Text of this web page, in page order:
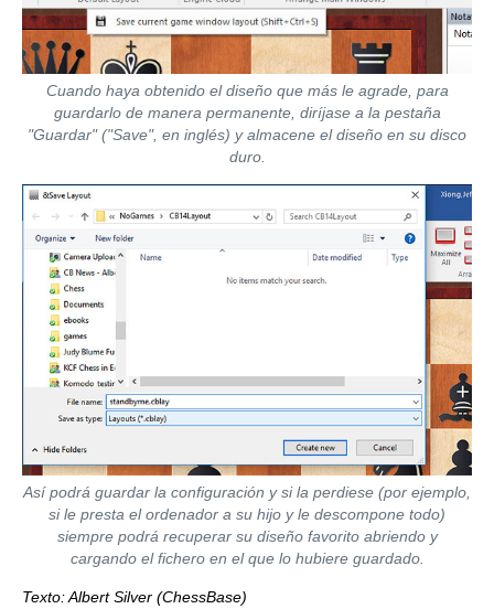
Cuando haya obtenido el diseño que más le agrade, para
guardarlo de manera permanente, diríjase a la pestaña
"Guardar" ("Save", en inglés) y almacene el diseño en su disco
duro.
Así podrá guardar la configuración y si la perdiese (por ejemplo,
si le presta el ordenador a su hijo y le descompone todo)
siempre podrá recuperar su diseño favorito abriendo y
cargando el fichero en el que lo hubiere guardado.
Texto: Albert Silver (ChessBase)